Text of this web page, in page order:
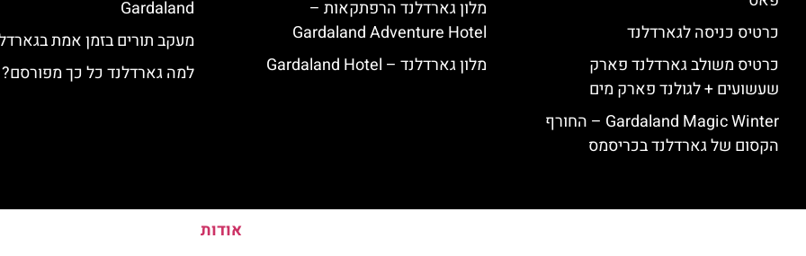
כרטיס כניסה לגארדלנד
כרטיס משולב גארדלנד פארק
שעשועים + לגולנד פארק מים
Gardaland Magic Winter – החורף
הקסום של גארדלנד בכריסמס
מלון גארדלנד הרפתקאות –
Gardaland Adventure Hotel
מלון גארדלנד – Gardaland Hotel
Gardaland
מעקב תורים בזמן אמת
למה גארדלנד כל כך מפורסם?
אודות